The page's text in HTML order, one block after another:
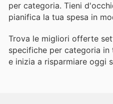
per categoria. Tieni
pianifica la tua spesa in
Trova le migliori offerte
specifiche per categoria
e inizia a risparmiare oggi